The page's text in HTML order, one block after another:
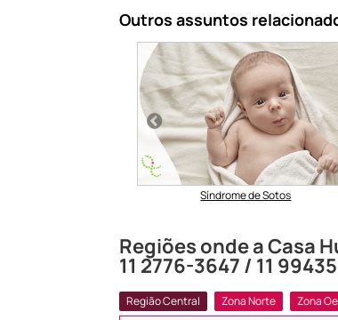
Outros assuntos
Síndrome de Sotos
Regiões onde a Casa
11 2776-3647 / 11
Região Central Zona Norte Zona